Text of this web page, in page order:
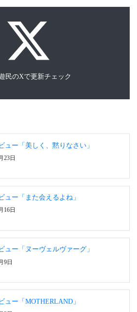
民のXで更新チェック
ュー「美しく、黙りなさい」
23日
ュー「また会えるよね」
16日
ュー「ヌーヴェルヴァーグ」
9日
ュー「MOTHERLAND」